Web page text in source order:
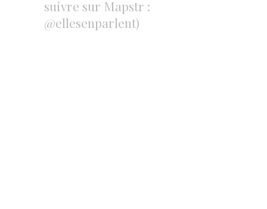
suivre sur Mapstr :
@ellesenparlent)